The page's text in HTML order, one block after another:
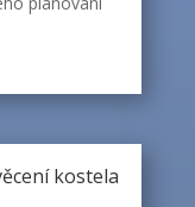
kostela